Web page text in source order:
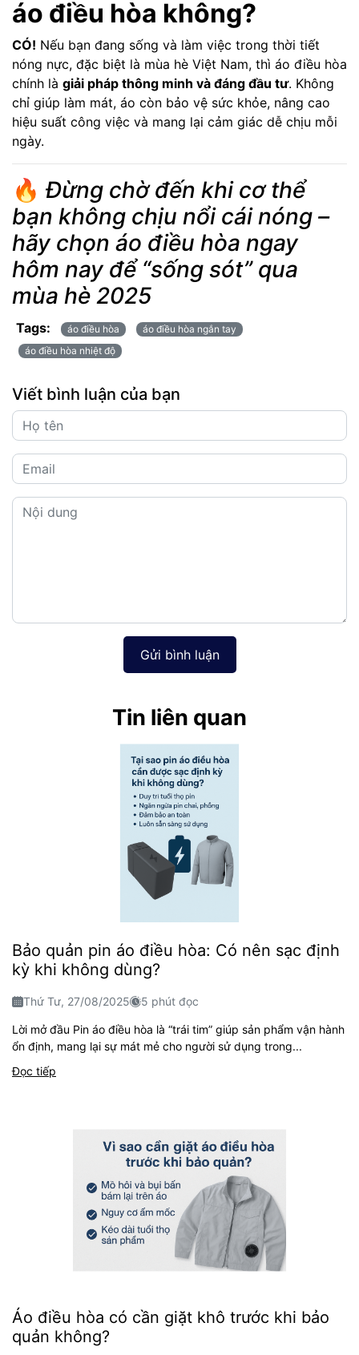
áo điều hòa không?
CÓ! Nếu bạn đang sống và làm việc trong thời tiết
nóng nực, đặc biệt là mùa hè Việt Nam, thì áo điều hòa
chính là giải pháp thông minh và đáng đầu tư. Không
chỉ giúp làm mát, áo còn bảo vệ sức khỏe, nâng cao
hiệu suất công việc và mang lại cảm giác dễ chịu mỗi
ngày.
🔥 Đừng chờ đến khi cơ thể
bạn không chịu nổi cái nóng –
hãy chọn áo điều hòa ngay
hôm nay để “sống sót” qua
mùa hè 2025
Tags: áo điều hòa
áo điều hòa ngắn tay
áo điều hòa nhiệt độ
Viết bình luận của bạn
Gửi bình luận
Tin liên quan
Bảo quản pin áo điều hòa: Có nên sạc định
kỳ khi không dùng?
Thứ Tư, 27/08/2025 5 phút đọc
Lời mở đầu Pin áo điều hòa là “trái tim” giúp sản phẩm vận hành
ổn định, mang lại sự mát mẻ cho người sử dụng trong...
Đọc tiếp
Áo điều hòa có cần giặt khô trước khi bảo
quản không?